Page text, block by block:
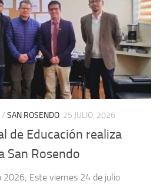
/ SAN ROSENDO 25 JULIO, 2026
de Educación realiza
San Rosendo
2026; Este viernes 24 de julio